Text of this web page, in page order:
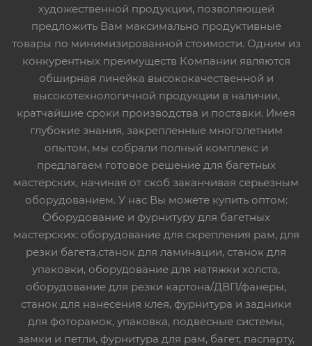
художественной продукции, позволяющей
предложить Вам максимально продуктивные
товары по минимизированной стоимости. Одним из
конкурентных преимуществ Компании являются
обширная линейка высококачественной и
высокотехнологичной продукции в наличии,
кратчайшие сроки производства и поставки. Имея
глубокие знания, закрепленные многолетним
опытом, мы собрали полный комплекс и
предлагаем готовое решение для багетных
мастерских, начиная от скоб заканчивая серьезным
оборудованием. У нас Вы можете купить оптом:
Оборудование и фурнитуру для багетных
мастерских: оборудование для скрепления рам, для
резки багета,станок для ламинации, станок для
упаковки, оборудование для натяжки холста,
оборудование для резки картона/ДВП/фанеры,
станок для нанесения клея, фурнитура и задники
для фоторамок, упаковка, подвесные системы,
замки и петли, фурнитура для рам, багет, паспарту,